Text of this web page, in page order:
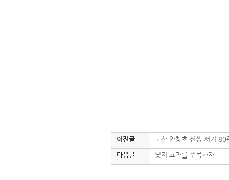
이전글 도산 안창호 선생 서거 80
다음글 넛지 효과를 주목하자